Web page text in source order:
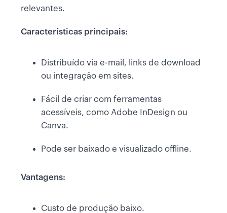
relevantes.
Características principais:
Distribuído via e-mail, links de download
ou integração em sites.
Fácil de criar com ferramentas
acessíveis, como Adobe InDesign ou
Canva.
Pode ser baixado e visualizado offline.
Vantagens:
Custo de produção baixo.